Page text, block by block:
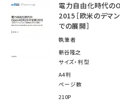
電力自由化時代の
2015［欧米のデマ
での展開］
執筆者
新谷隆之
サイズ・判型
A4判
ページ数
210P